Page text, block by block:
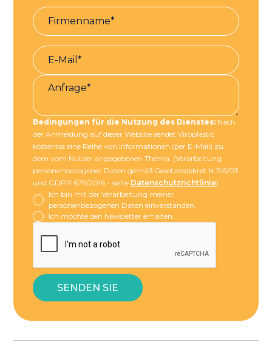
Bedingungen für die Nutzung des Dienstes: Nach
der Anmeldung auf dieser Website sendet Viroplastic
kostenlos eine Reihe von Informationen (per E-Mail) zu
dem vom Nutzer angegebenen Thema. (Verarbeitung
personenbezogener Daten gemäß Gesetzesdekret N.196/03
und GDPR 679/2016 - siehe Datenschutzrichtlinie)
Ich bin mit der Verarbeitung meiner
personenbezogenen Daten einverstanden.
Ich möchte den Newsletter erhalten.